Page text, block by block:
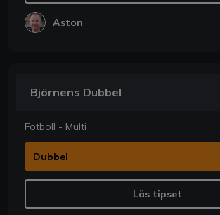
Aston
Björnens Dubbel
Fotboll - Multi
Dubbel
Läs tipset